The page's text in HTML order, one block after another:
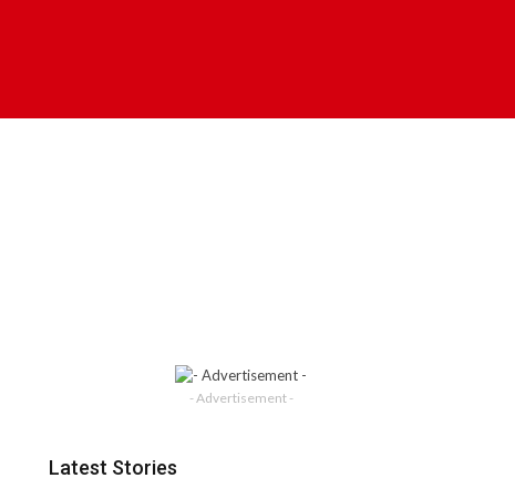
- Advertisement -
Latest Stories